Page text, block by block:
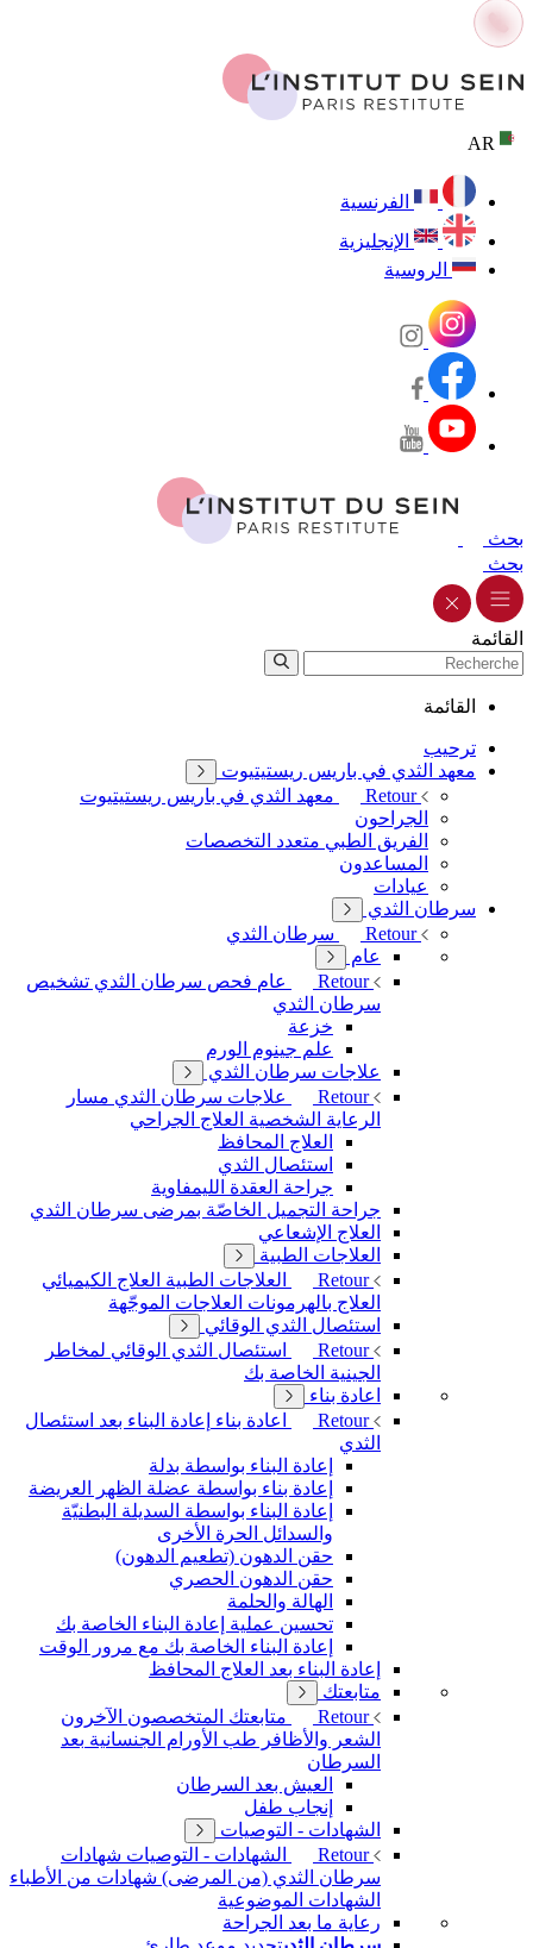
AR
الفرنسية
الإنجليزية
الروسية
بحث
بحث
القائمة
القائمة
ترحيب
معهد الثدي في باريس ريستيتيوت
Retour
معهد الثدي في باريس ريستيتيوت
الجراحون
الفريق الطبي متعدد التخصصات
المساعدون
عيادات
سرطان الثدي
Retour
سرطان الثدي
عام
Retour
عام فحص سرطان الثدي تشخيص
سرطان الثدي
خزعة
علم جينوم الورم
علاجات سرطان الثدي
Retour
علاجات سرطان الثدي مسار
الرعاية الشخصية العلاج الجراحي
العلاج المحافظ
استئصال الثدي
جراحة العقدة الليمفاوية
جراحة التجميل الخاصّة بمرضى سرطان الثدي
العلاج الإشعاعي
العلاجات الطبية
Retour
العلاجات الطبية العلاج الكيميائي
العلاج بالهرمونات العلاجات الموجّهة
استئصال الثدي الوقائي
Retour
استئصال الثدي الوقائي لمخاطر
الجينية الخاصة بك
اعادة بناء
Retour
اعادة بناء
إعادة البناء بعد استئصال
الثدي
إعادة البناء بواسطة بدلة
إعادة بناء بواسطة عضلة الظهر العريضة
إعادة البناء بواسطة السديلة البطنيّة
والسدائل الحرة الأخرى
حقن الدهون (تطعيم الدهون)
حقن الدهون الحصري
الهالة والحلمة
تحسين عملية إعادة البناء الخاصة بك
إعادة البناء الخاصة بك مع مرور الوقت
إعادة البناء بعد العلاج المحافظ
متابعتك
Retour
متابعتك المتخصصون الآخرون
الشعر والأظافر طب الأورام الجنسانية بعد
السرطان
العيش بعد السرطان
إنجاب طفل
الشهادات - التوصيات
Retour
الشهادات - التوصيات شهادات
سرطان الثدي (من المرضى) شهادات من الأطباء
الشهادات الموضوعية
رعاية ما بعد الجراحة